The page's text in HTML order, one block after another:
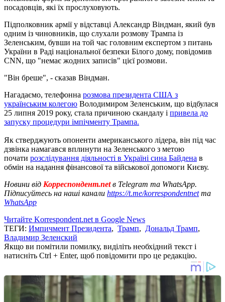
посадовців, які їх прослуховують.
Підполковник армії у відставці Александр Віндман, який був
одним із чиновників, що слухали розмову Трампа із
Зеленським, бувши на той час головним експертом з питань
України в Раді національної безпеки Білого дому, повідомив
CNN, що "немає жодних записів" цієї розмови.
"Він бреше", - сказав Віндман.
Нагадаємо, телефонна розмова президента США з
українським колегою Володимиром Зеленським, що відбулася
25 липня 2019 року, стала причиною скандалу і привела до
запуску процедури імпічменту Трампа.
Як стверджують опоненти американського лідера, він під час
дзвінка намагався вплинути на Зеленського з метою
почати розслідування діяльності в Україні сина Байдена в
обмін на надання фінансової та військової допомоги Києву.
Новини від Корреспондент.netв Telegram та WhatsApp.
Підписуйтесь на наші канали https://t.me/korrespondentnetта
WhatsApp
Читайте Korrespondent.net в Google News
ТЕГИ: Импичмент Президента, Трамп, Дональд Трамп,
Владимир Зеленский
Якщо ви помітили помилку, виділіть необхідний текст і
натисніть Ctrl + Enter, щоб повідомити про це редакцію.